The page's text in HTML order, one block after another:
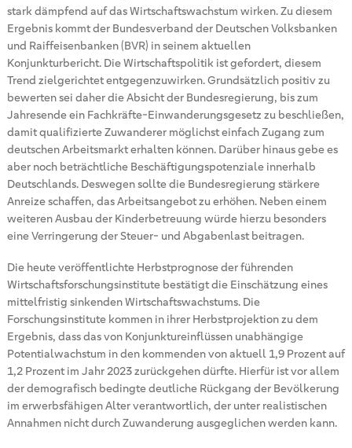
stark dämpfend auf das Wirtschaftswachstum wirken. Zu diesem
Ergebnis kommt der Bundesverband der Deutschen Volksbanken
und Raiffeisenbanken (BVR) in seinem aktuellen
Konjunkturbericht. Die Wirtschaftspolitik ist gefordert, diesem
Trend zielgerichtet entgegenzuwirken. Grundsätzlich positiv zu
bewerten sei daher die Absicht der Bundesregierung, bis zum
Jahresende ein Fachkräfte-Einwanderungsgesetz zu beschließen,
damit qualifizierte Zuwanderer möglichst einfach Zugang zum
deutschen Arbeitsmarkt erhalten können. Darüber hinaus gebe es
aber noch beträchtliche Beschäftigungspotenziale innerhalb
Deutschlands. Deswegen sollte die Bundesregierung stärkere
Anreize schaffen, das Arbeitsangebot zu erhöhen. Neben einem
weiteren Ausbau der Kinderbetreuung würde hierzu besonders
eine Verringerung der Steuer- und Abgabenlast beitragen.
Die heute veröffentlichte Herbstprognose der führenden
Wirtschaftsforschungsinstitute bestätigt die Einschätzung eines
mittelfristig sinkenden Wirtschaftswachstums. Die
Forschungsinstitute kommen in ihrer Herbstprojektion zu dem
Ergebnis, dass das von Konjunktureinflüssen unabhängige
Potentialwachstum in den kommenden von aktuell 1,9 Prozent auf
1,2 Prozent im Jahr 2023 zurückgehen dürfte. Hierfür ist vor allem
der demografisch bedingte deutliche Rückgang der Bevölkerung
im erwerbsfähigen Alter verantwortlich, der unter realistischen
Annahmen nicht durch Zuwanderung ausgeglichen werden kann.